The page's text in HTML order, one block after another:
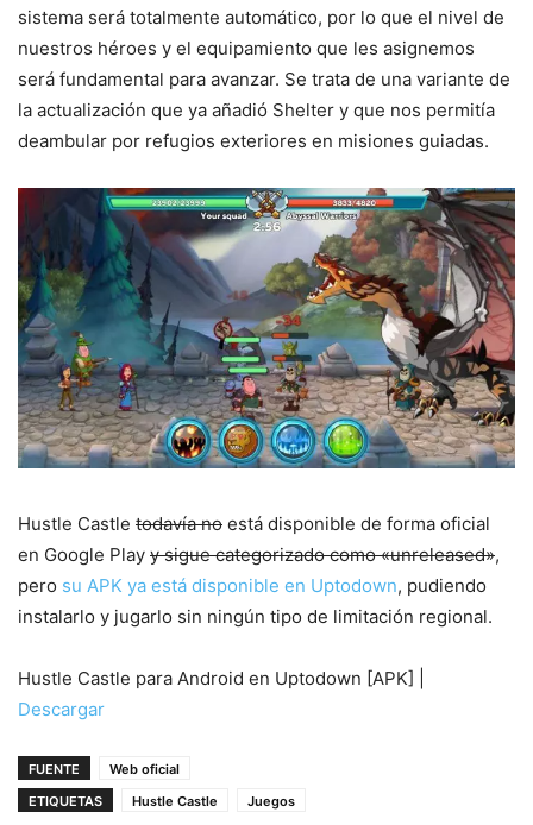
sistema será totalmente automático, por lo que el nivel de
nuestros héroes y el equipamiento que les asignemos
será fundamental para avanzar. Se trata de una variante de
la actualización que ya añadió Shelter y que nos permitía
deambular por refugios exteriores en misiones guiadas.
Hustle Castle todavía no está disponible de forma oficial
en Google Play y sigue categorizado como «unreleased»,
pero su APK ya está disponible en Uptodown, pudiendo
instalarlo y jugarlo sin ningún tipo de limitación regional.
Hustle Castle para Android en Uptodown [APK] |
Descargar
FUENTE
Web oficial
ETIQUETAS
Hustle Castle Juegos